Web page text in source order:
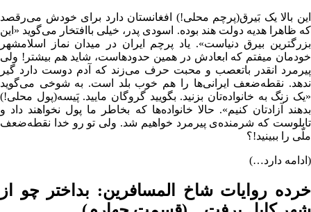
این بالا یک بَیرق(پرچم محلی!) افغانستان دارد برای خودش می‌رقصد
که ظاهرا هدیه دولت هند بوده. اسودی پدر، خیلی باافتخار می‌گوید «این
بزرگترین بیرق دنیاست». یاد پرچم ایران در میدان نماز اسلامشهر
خودمان میفتم که ابعادش در همین حدودهاست، شاید هم بیشتر! ولی
پیرمرد انقدر باتعصب و محبت حرف می‌زند که آدم دوست دارد گیر
ندهد. نقطه‌ضعف ایرانی‌ها را هم خوب بلد است. به شوخی می‌گوید
«یک زنگ به خانواده‌تان بزنید. بگویید گروگان مایید. پَیسه(پول محلی!)
بدهند آزادتان کنیم». حالا خانواده‌ها که بخاطر ما پول نخواهند داد و
تابلوست که شرمنده‌ی پیرمرد خواهیم شد. ولی تو رو خدا نقطه‌ضعف
ملّی را ببینید!؟
(ادامه دارد…)
خرده روایات شاخ المسافرین: بداختر چو از